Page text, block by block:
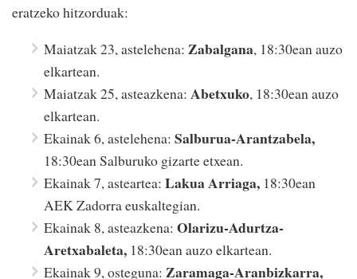
eratzeko hitzorduak:
Maiatzak 23, astelehena: Zabalgana, 18:30ean auzo
elkartean.
Maiatzak 25, asteazkena: Abetxuko, 18:30ean auzo
elkartean.
Ekainak 6, astelehena: Salburua-Arantzabela,
18:30ean Salburuko gizarte etxean.
Ekainak 7, asteartea: Lakua Arriaga, 18:30ean
AEK Zadorra euskaltegian.
Ekainak 8, asteazkena: Olarizu-Adurtza-
Aretxabaleta, 18:30ean auzo elkartean.
Ekainak 9, osteguna: Zaramaga-Aranbizkarra,